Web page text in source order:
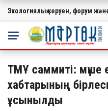
МАҢЫЗДЫ
Экологиялық керуен, форум
ТМҰ саммиті: мүше
хабтарының
ұсынылды